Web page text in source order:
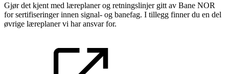
Gjør det kjent med læreplaner og retningslinjer gitt av Bane NOR
for sertifiseringer innen signal- og banefag. I tillegg finner du en del
øvrige læreplaner vi har ansvar for.